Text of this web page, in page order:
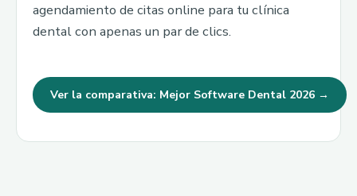
agendamiento de citas online para tu clínica
dental con apenas un par de clics.
Ver la comparativa: Mejor Software Dental 2026 →